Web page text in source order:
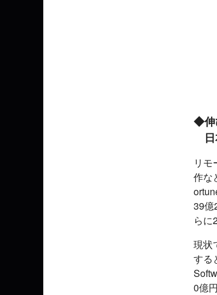
◆伸
日
リ
作な
39億
らに
現状
する
0億